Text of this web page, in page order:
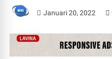
Januari 20, 2022